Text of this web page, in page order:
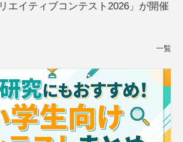
リエイティブコンテスト2026」が開催
一覧